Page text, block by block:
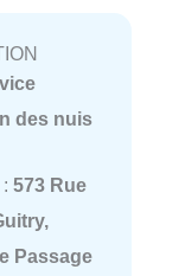
des nuis
573 Rue
Passage